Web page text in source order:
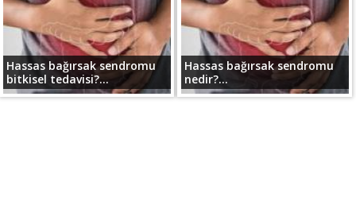
Hassas bağırsak sendromu
bitkisel tedavisi?...
Hassas bağırsak sendromu
nedir?...